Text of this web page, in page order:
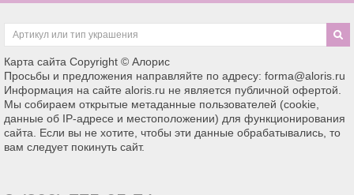
Карта сайта Copyright © Алорис
Просьбы и предложения направляйте по адресу: forma@aloris.ru
Информация на сайте aloris.ru не является публичной офертой.
Мы собираем открытые метаданные пользователей (cookie,
данные об IP-адресе и местоположении) для функционирования
сайта. Если вы не хотите, чтобы эти данные обрабатывались, то
вам следует покинуть сайт.